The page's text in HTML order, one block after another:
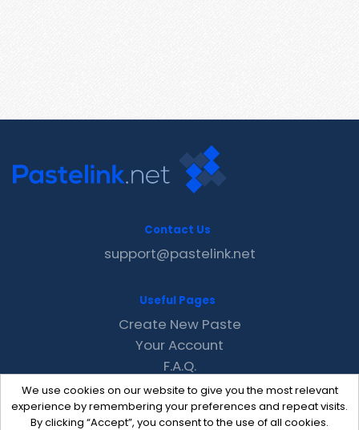
We use cookies on our website to give you the most relevant
experience by remembering your preferences and repeat visits.
By clicking “Accept”, you consent to the use of all cookies.
Contact Us
support@pastelink.net
Useful Pages
Create New Paste
Your Account
F.A.Q.
Recent
Contact